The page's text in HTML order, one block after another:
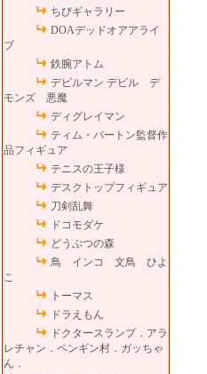
ちびギャラリー
DOAデッドオアアライ
ブ
鉄腕アトム
デビルマン デビル デ
モンズ 悪魔
ディグレイマン
ティム・バートン監督作
品フィギュア
テニスの王子様
デスクトップフィギュア
刀剣乱舞
ドコモダケ
どうぶつの森
鳥 インコ 文鳥 ひよ
こ
トーマス
ドラえもん
ドクタースランプ．アラ
レチャン．ペンギン村．ガッちゃ
ん．